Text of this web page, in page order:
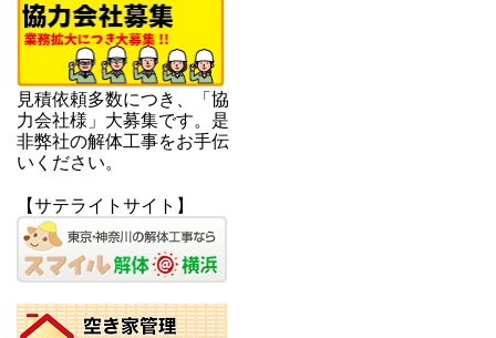
見積依頼多数につき、「協
力会社様」大募集です。是
非弊社の解体工事をお手伝
いください。
【サテライトサイト】